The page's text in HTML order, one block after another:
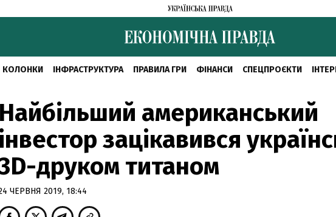
КОЛОНКИ ІНФРАСТРУКТУРА ПРАВИЛА ГРИ ФІНАНСИ СПЕЦПРОЄКТИ
Найбільший американський
інвестор зацікавився
друком титаном
ЧЕРВНЯ 2019, 18:44